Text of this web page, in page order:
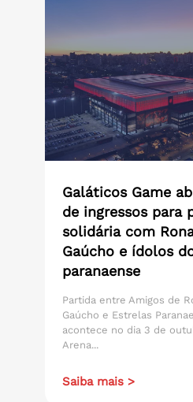
Galáticos Game
de ingressos para
solidária com
Gaúcho e ídolos
paranaense
Partida entre Amigos de
Gaúcho e Estrelas
acontece no dia 3 de
Arena...
Saiba mais >